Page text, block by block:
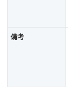
備考